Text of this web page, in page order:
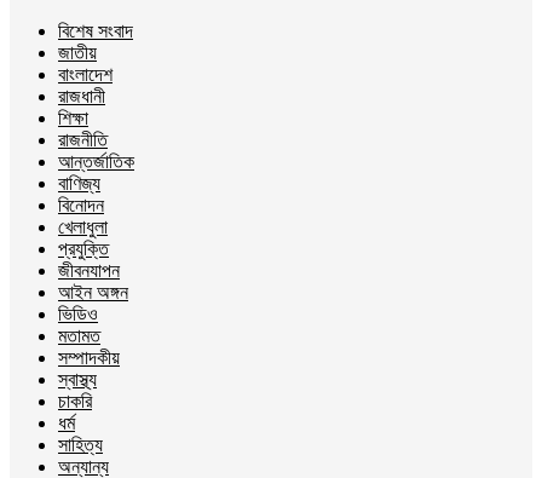
বিশেষ সংবাদ
জাতীয়
বাংলাদেশ
রাজধানী
শিক্ষা
রাজনীতি
আন্তর্জাতিক
বাণিজ্য
বিনোদন
খেলাধুলা
প্রযুক্তি
জীবনযাপন
আইন অঙ্গন
ভিডিও
মতামত
সম্পাদকীয়
স্বাস্থ্য
চাকরি
ধর্ম
সাহিত্য
অন্যান্য